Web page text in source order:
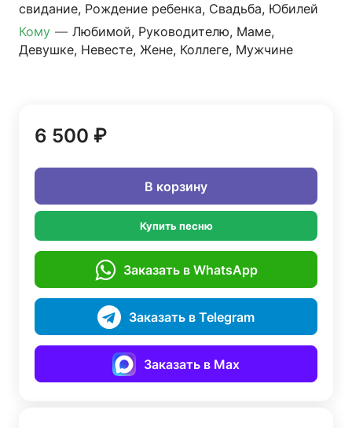
свидание, Рождение ребенка, Свадьба, Юбилей
Кому — Любимой, Руководителю, Маме,
Девушке, Невесте, Жене, Коллеге, Мужчине
6 500 ₽
В корзину
Купить песню
Заказать в WhatsApp
Заказать в Telegram
Заказать в Max